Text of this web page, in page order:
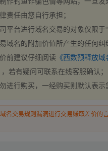
责任由您自行承担；
平台进行域名交易的对象仅限于
域名的附加价值所产生的任何
前建议仔细阅读 《西数预释放
，若有疑问可联系在线客服确认；
进行购买，一经购买则默认表
名交易规则漏洞进行交易赚取差价的